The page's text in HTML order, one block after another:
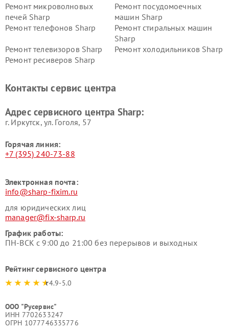
Ремонт микроволновых
печей Sharp
Ремонт посудомоечных
машин Sharp
Ремонт телефонов Sharp
Ремонт стиральных машин
Sharp
Ремонт телевизоров Sharp
Ремонт холодильников Sharp
Ремонт ресиверов Sharp
Контакты сервис центра
Адрес сервисного центра Sharp:
г. Иркутск, ул. ​Гоголя, 57
Горячая линия:
+7 (395) 240-73-88
Электронная почта:
info@sharp-fixim.ru
для юридических лиц
manager@fix-sharp.ru
График работы:
ПН-ВСК с 9:00 до 21:00 без перерывов и выходных
Рейтинг сервисного центра
4.9-5.0
ООО "Русервис"
ИНН 7702633247
ОГРН 1077746335776